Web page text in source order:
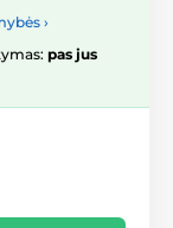
›
pas jus